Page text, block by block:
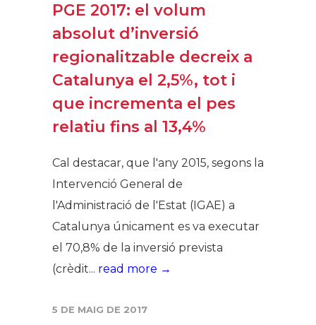
PGE 2017: el volum
absolut d’inversió
regionalitzable decreix a
Catalunya el 2,5%, tot i
que incrementa el pes
relatiu fins al 13,4%
Cal destacar, que l'any 2015, segons la
Intervenció General de
l'Administració de l'Estat (IGAE) a
Catalunya únicament es va executar
el 70,8% de la inversió prevista
(crèdit... read more →
5 DE MAIG DE 2017